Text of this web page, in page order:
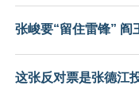
张峻要“留住雷锋” 阎
这张反对票是张德江